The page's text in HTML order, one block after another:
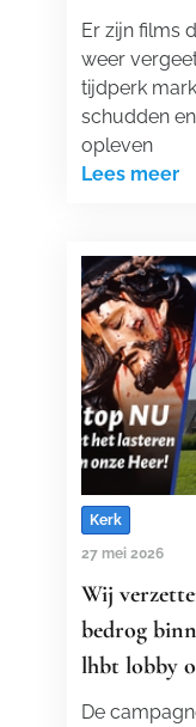
Er zijn films
weer
tijdperk
schudden
opleven
Lees meer
Kerk
27 mei 2026
Wij
bedrog
lhbt lobby
De